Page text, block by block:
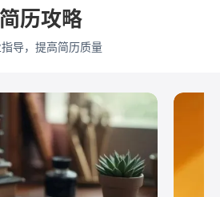
习 四大简历
iOS 测试 运维
工 人力资源
关 算法工程师
快消
工程师 C#工程师 网络安全
简历攻略
导，提高简历质量